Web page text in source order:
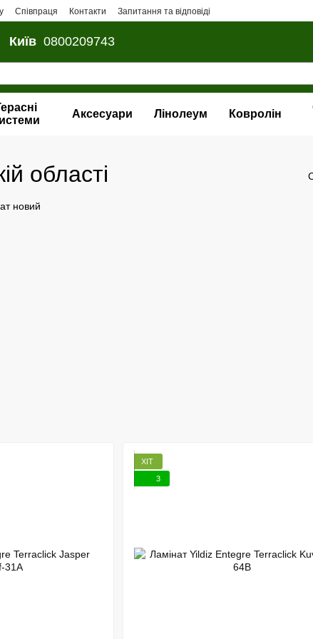
Співпраця Контакти Запитання та відповіді
Київ 0800209743
Аксесуари Лінолеум Ковролін
області
ХІТ
3